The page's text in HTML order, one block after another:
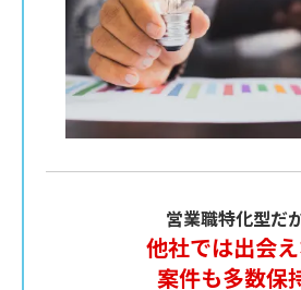
営業職特化型だ
他社では出会
案件も多数保